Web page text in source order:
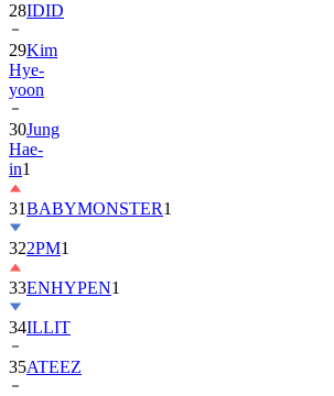
29Kim
Hye-
yoon
30Jung
Hae-
in1
31BABYMONSTER
322PM1
33ENHYPEN
34ILLIT
35ATEEZ
36ZEROBASEONE